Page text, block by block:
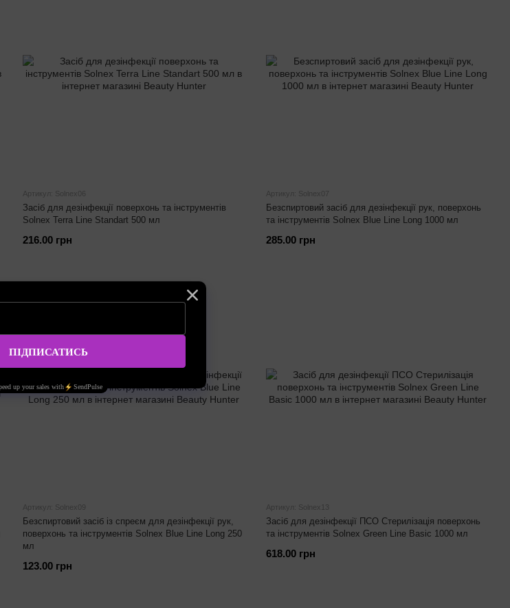
Артикул: Solnex06
Засіб для дезінфекції поверхонь та інструментів
Solnex Terra Line Standart 500 мл
216.00 грн
Артикул: Solnex07
Безспиртовий засіб для дезінфекції рук, поверхонь
та інструментів Solnex Blue Line Long 1000 мл
285.00 грн
Артикул: Solnex09
Безспиртовий засіб із спреєм для дезінфекції рук,
поверхонь та інструментів Solnex Blue Line Long 250
мл
123.00 грн
Артикул: Solnex13
Засіб для дезінфекції ПСО Стерилізація поверхонь
та інструментів Solnex Green Line Basic 1000 мл
618.00 грн